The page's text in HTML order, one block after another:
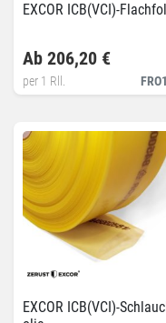
EXCOR ICB(VCI)-
Ab 206,20 €
per 1 Rll.
EXCOR ICB(VCI)-